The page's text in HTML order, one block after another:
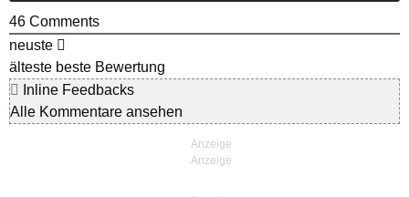
46 Comments
neuste
älteste beste Bewertung
Inline Feedbacks
Alle Kommentare ansehen